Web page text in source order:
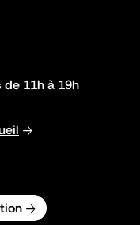
11h à 19h